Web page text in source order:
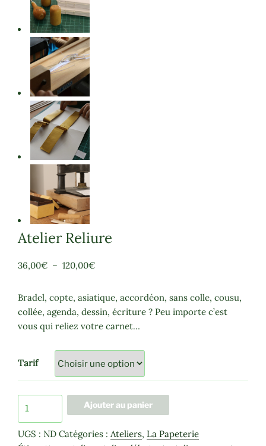
Atelier Reliure
36,00€ – 120,00€Plage
prix :
36,00€
à
Bradel, copte, asiatique, accordéon, sans colle, cousu,
collée, agenda, dessin, écriture ? Peu importe c’est
vous qui reliez votre carnet…
Tarif
de
Atelier
Ajouter au panier
UGS : ND Catégories : Ateliers, La Papeterie